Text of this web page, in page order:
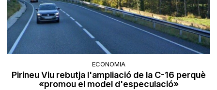
ECONOMIA
Pirineu Viu rebutja l'ampliació de la C-16 perquè
«promou el model d'especulació»